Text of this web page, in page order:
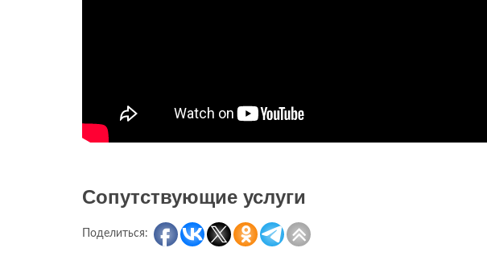
Сопутствующие услуги
Поделиться: